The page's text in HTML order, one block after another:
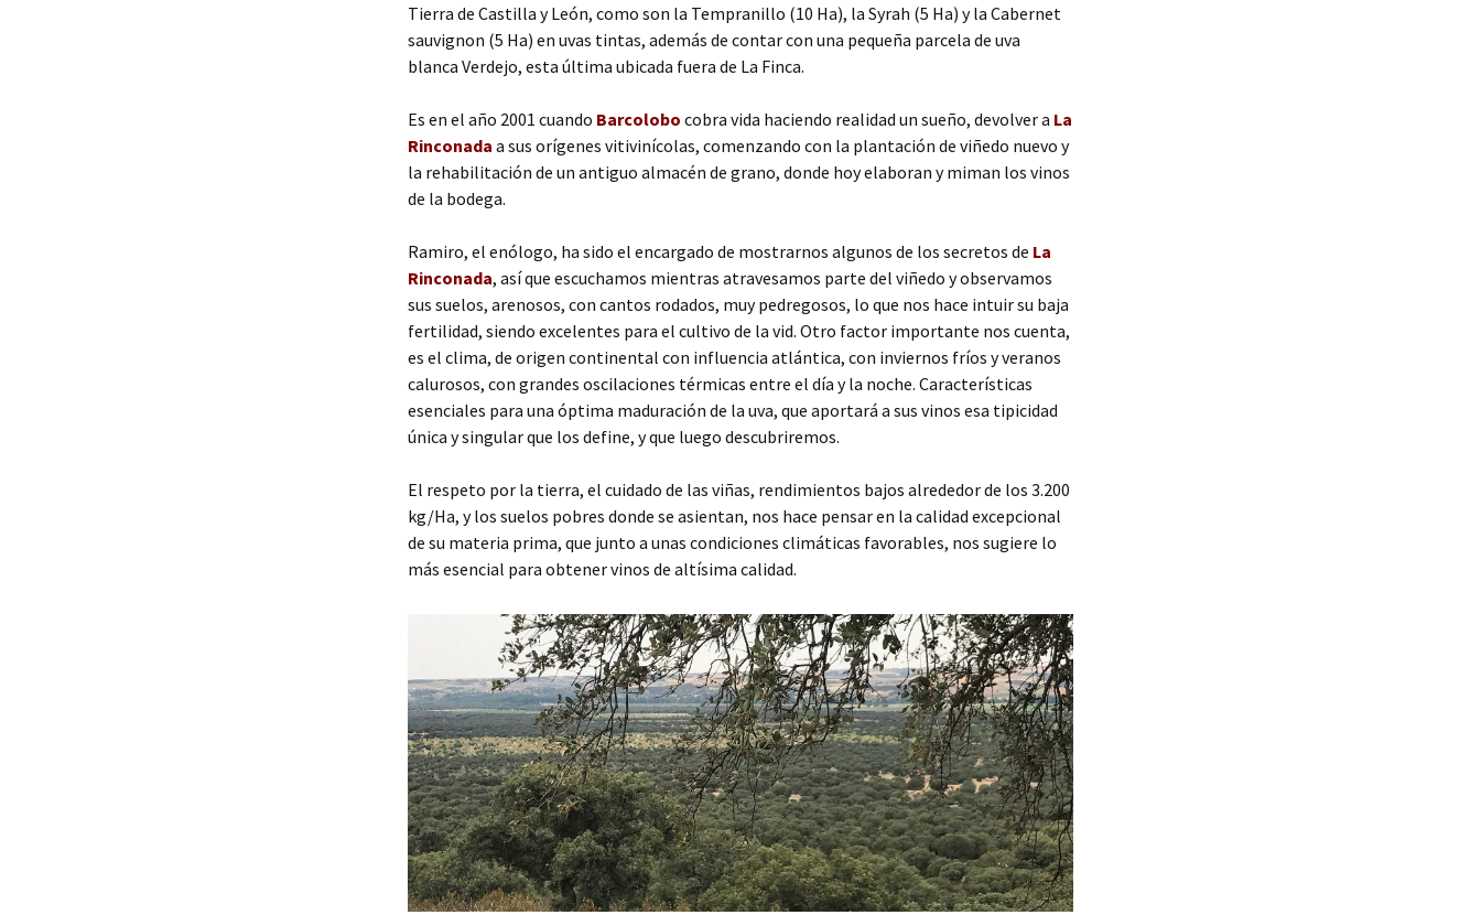
Tierra de Castilla y León, como son la Tempranillo (10 Ha), la Syrah (5 Ha) y la Cabernet
sauvignon (5 Ha) en uvas tintas, además de contar con una pequeña parcela de uva
blanca Verdejo, esta última ubicada fuera de La Finca.
Es en el año 2001 cuando Barcolobo cobra vida haciendo realidad un sueño, devolver a La
Rinconada a sus orígenes vitivinícolas, comenzando con la plantación de viñedo nuevo y
la rehabilitación de un antiguo almacén de grano, donde hoy elaboran y miman los vinos
de la bodega.
Ramiro, el enólogo, ha sido el encargado de mostrarnos algunos de los secretos de La
Rinconada, así que escuchamos mientras atravesamos parte del viñedo y observamos
sus suelos, arenosos, con cantos rodados, muy pedregosos, lo que nos hace intuir su baja
fertilidad, siendo excelentes para el cultivo de la vid. Otro factor importante nos cuenta,
es el clima, de origen continental con influencia atlántica, con inviernos fríos y veranos
calurosos, con grandes oscilaciones térmicas entre el día y la noche. Características
esenciales para una óptima maduración de la uva, que aportará a sus vinos esa tipicidad
única y singular que los define, y que luego descubriremos.
El respeto por la tierra, el cuidado de las viñas, rendimientos bajos alrededor de los 3.200
kg/Ha, y los suelos pobres donde se asientan, nos hace pensar en la calidad excepcional
de su materia prima, que junto a unas condiciones climáticas favorables, nos sugiere lo
más esencial para obtener vinos de altísima calidad.